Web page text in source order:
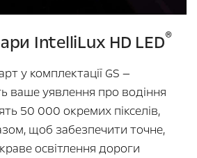
IntelliLux HD LED®
у комплектації GS —
ваше уявлення про водіння
50 000 окремих пікселів,
щоб забезпечити точне,
освітлення дороги